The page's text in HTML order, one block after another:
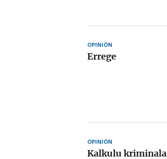
OPINIÓN
Errege
OPINIÓN
Kalkulu kriminala